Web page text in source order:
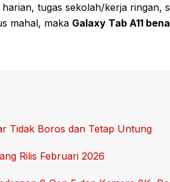
tugas sekolah/kerja ringan,
mahal, maka Galaxy Tab A11
Tidak Boros dan Tetap Untung
Rilis Februari 2026